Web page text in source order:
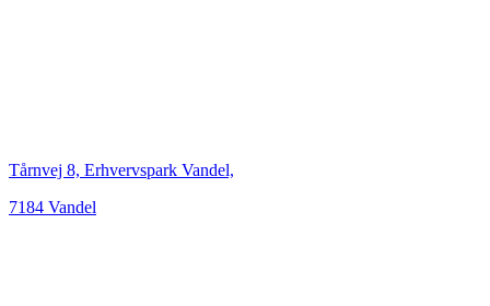
Tårnvej 8, Erhvervspark Vandel,
7184 Vandel